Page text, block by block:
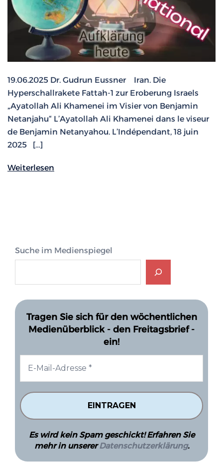
19.06.2025 Dr. Gudrun Eussner Iran. Die
Hyperschallrakete Fattah-1 zur Eroberung Israels
„Ayatollah Ali Khamenei im Visier von Benjamin
Netanjahu“ L’Ayatollah Ali Khamenei dans le viseur
de Benjamin Netanyahou. L’Indépendant, 18 juin
2025 […]
Weiterlesen
Suche im Medienspiegel
Tragen Sie sich für den wöchentlichen
Medienüberblick - den Freitagsbrief -
ein!
Es wird kein Spam geschickt! Erfahren Sie
mehr in unsererDatenschutzerklärung.